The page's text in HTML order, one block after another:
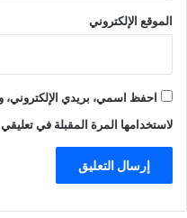
الموقع الإلكتروني
احفظ اسمي، بريدي الإلكتروني،
لاستخدامها المرة المقبلة في